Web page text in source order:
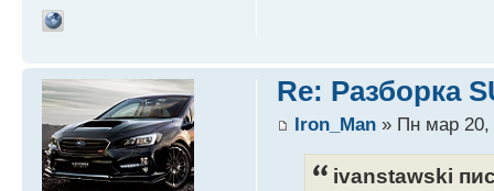
Re: Разборка
Iron_Man» Пн мар 20,
ivanstawski